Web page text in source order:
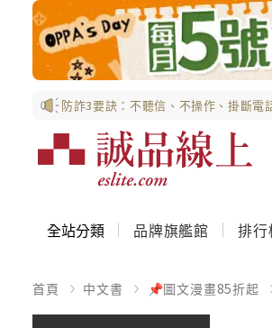
防詐3要訣：不聽信、不操作、掛斷電
全站分類 品牌旗艦館 排行
首頁 中文書 📌圖文漫畫85折起